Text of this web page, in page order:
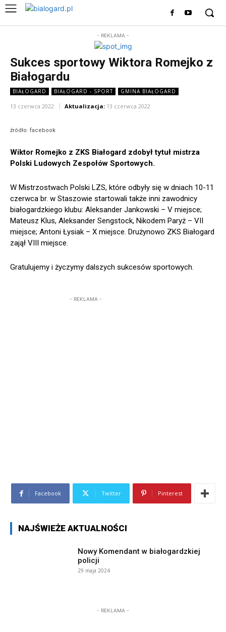
- REKLAMA -
Sukces sportowy Wiktora Romejko z
Białogardu
BIAŁOGARD BIAŁOGARD - SPORT GMINA BIAŁOGARD
13 czerwca 2022 Aktualizacja: 13 czerwca 2022
źródło: facebook
Wiktor Romejko z ZKS Białogard zdobył tytuł mistrza
Polski Ludowych Zespołów Sportowych.
W Mistrzostwach Polski LZS, które odbyły się w dniach 10-11
czerwca br. w Staszowie startowali także inni zawodnicy
białogardzkiego klubu: Aleksander Jankowski – V miejsce;
Mateusz Klus, Aleksander Sengstock, Nikodem Paryż – VII
miejsce; Antoni Łysiak – X miejsce. Drużynowo ZKS Białogard
zajął VIII miejsce.
Gratulujemy i życzymy dalszych sukcesów sportowych.
- REKLAMA -
Facebook Twitter Pinterest
NAJŚWIEŻE AKTUALNOŚCI
Nowy Komendant w białogardzkiej
policji
29 maja 2024
- REKLAMA -